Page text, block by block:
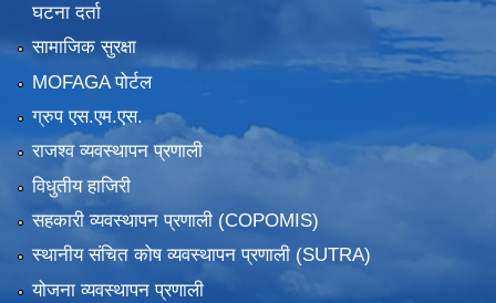
घटना दर्ता
सामाजिक सुरक्षा
MOFAGA पोर्टल
ग्रुप एस.एम.एस.
राजश्व व्यवस्थापन प्रणाली
विधुतीय हाजिरी
सहकारी व्यवस्थापन प्रणाली (COPOMIS)
स्थानीय संचित कोष व्यवस्थापन प्रणाली (SUTRA)
योजना व्यवस्थापन प्रणाली